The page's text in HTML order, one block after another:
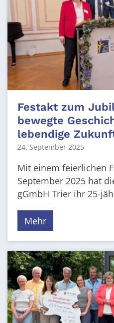
Festakt zum
bewegte
lebendige
24. September 2025
Mit einem feierlichen
September 2025 hat
gGmbH Trier ihr 25-
Mehr